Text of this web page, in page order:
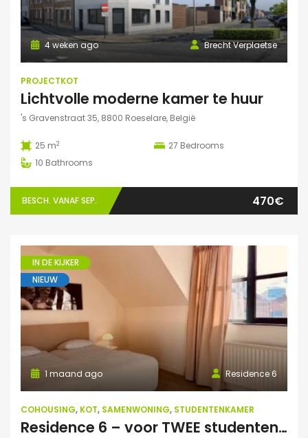
Brecht Verplaetse
4 weken ago
PROJECTKOT
Lichtvolle moderne kamer te huur
's Gravenstraat 35, 8800 Roeselare, België
25 m2 27 Bedrooms
10 Bathrooms
BESCH. VANAF SEP. 470€
IN DE KIJKER
NIEUW
Residence 6
1 maand ago
COHOUSING, KOT, SAMENWONING, STUDENTENKAMER
Residence 6 – voor TWEE studenten: Exclusieve studentenduplex